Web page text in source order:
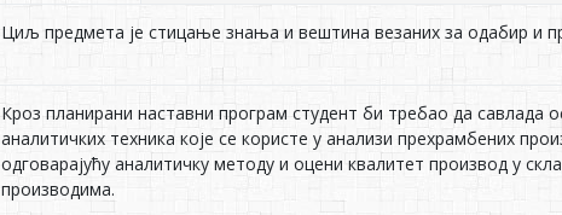
Циљ предмета је стицање знања и вештина везаних за одабир и
Кроз планирани наставни програм студент би требао да савлада
аналитичких техника које се користе у анализи прехрамбених
одговарајућу аналитичку методу и оцени квалитет производ у
производима.